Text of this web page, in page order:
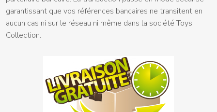
garantissant que vos références bancaires ne transitent en
aucun cas ni sur le réseau ni même dans la société Toys
Collection.